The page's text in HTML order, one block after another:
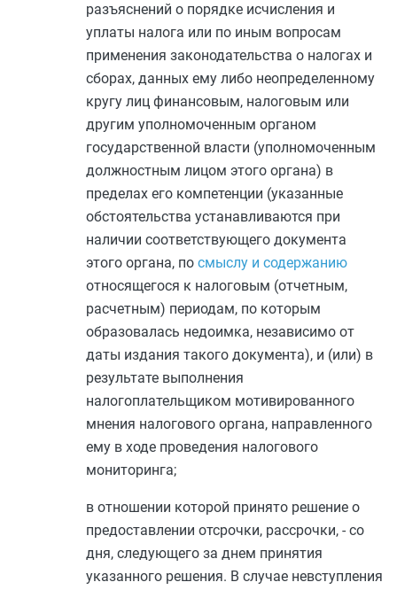
разъяснений о порядке исчисления и
уплаты налога или по иным вопросам
применения законодательства о налогах и
сборах, данных ему либо неопределенному
кругу лиц финансовым, налоговым или
другим уполномоченным органом
государственной власти (уполномоченным
должностным лицом этого органа) в
пределах его компетенции (указанные
обстоятельства устанавливаются при
наличии соответствующего документа
этого органа, по смыслу и содержанию
относящегося к налоговым (отчетным,
расчетным) периодам, по которым
образовалась недоимка, независимо от
даты издания такого документа), и (или) в
результате выполнения
налогоплательщиком мотивированного
мнения налогового органа, направленного
ему в ходе проведения налогового
мониторинга;
в отношении которой принято решение о
предоставлении отсрочки, рассрочки, - со
дня, следующего за днем принятия
указанного решения. В случае невступления